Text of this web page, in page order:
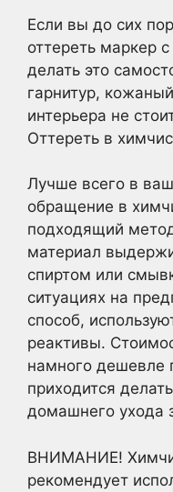
Если вы до сих
оттереть маркер
делать это
гарнитур,
интерьера не
Оттереть в
Лучше всего в
обращение в
подходящий
материал
спиртом или
ситуациях на
способ,
реактивы.
намного дешевле
приходится
домашнего ухода
ВНИМАНИЕ!
рекомендует